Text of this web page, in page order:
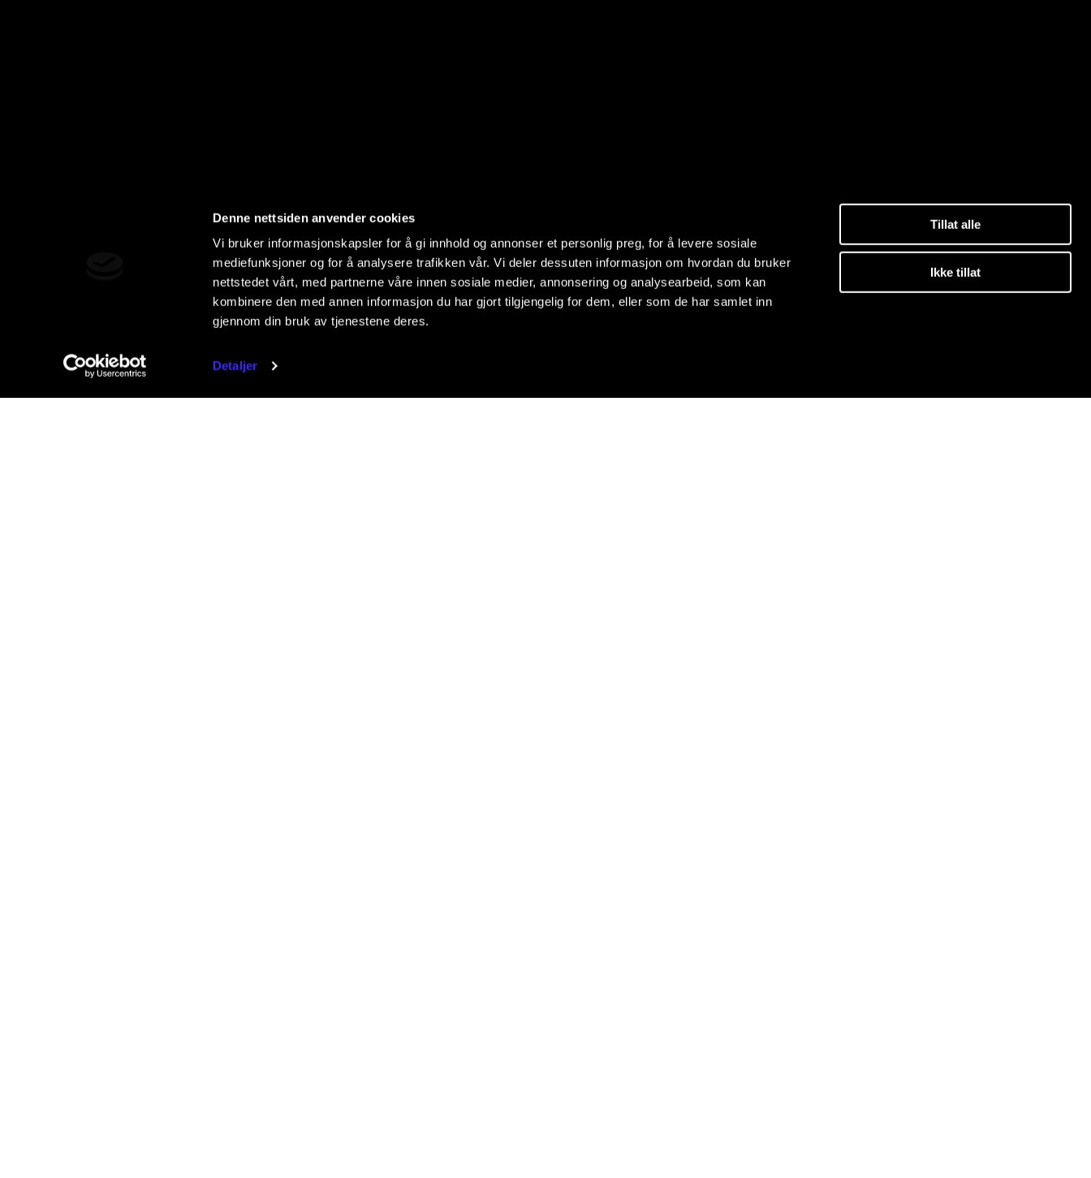
Denne nettsiden anvender cookies
Vi bruker informasjonskapsler for å gi innhold og annonser et personlig preg, for å levere sosiale
mediefunksjoner og for å analysere trafikken vår. Vi deler dessuten informasjon om hvordan du bruker
nettstedet vårt, med partnerne våre innen sosiale medier, annonsering og analysearbeid, som kan
kombinere den med annen informasjon du har gjort tilgjengelig for dem, eller som de har samlet inn
gjennom din bruk av tjenestene deres.
Detaljer
Tillat alle
Ikke tillat